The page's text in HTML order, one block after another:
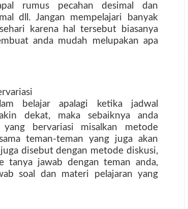
rumus pecahan desimal dan
dll. Jangan mempelajari banyak
karena hal tersebut biasanya
anda mudah melupakan apa
belajar apalagi ketika jadwal
dekat, maka sebaiknya anda
bervariasi misalkan metode
teman-teman yang juga akan
disebut dengan metode diskusi,
tanya jawab dengan teman anda,
soal dan materi pelajaran yang